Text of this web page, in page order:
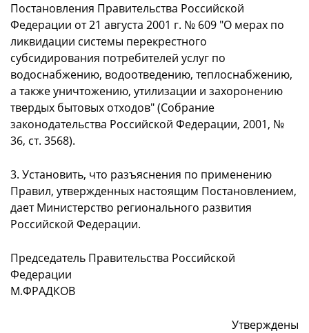
Постановления Правительства Российской
Федерации от 21 августа 2001 г. № 609 "О мерах по
ликвидации системы перекрестного
субсидирования потребителей услуг по
водоснабжению, водоотведению, теплоснабжению,
а также уничтожению, утилизации и захоронению
твердых бытовых отходов" (Собрание
законодательства Российской Федерации, 2001, №
36, ст. 3568).
3. Установить, что разъяснения по применению
Правил, утвержденных настоящим Постановлением,
дает Министерство регионального развития
Российской Федерации.
Председатель Правительства Российской
Федерации
М.ФРАДКОВ
Утверждены